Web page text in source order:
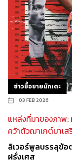
ข่าวซื้อขายนักเตะ
03 FEB 2026
แหล่งที่มาของภาพ:
คว้าตัวฌาเกต์มาเ
ลิเวอร์พูลบรรลุข้อ
ฝรั่งเศส